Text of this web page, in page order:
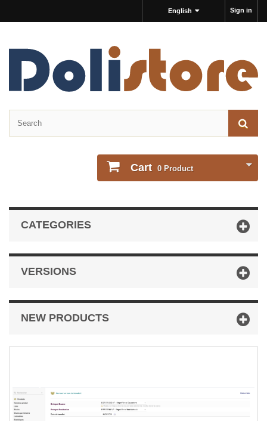
Sign in
English
Cart 0 Product
CATEGORIES
VERSIONS
NEW PRODUCTS